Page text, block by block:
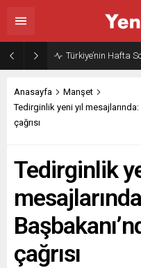
Gazze’nin
Anasayfa
Manşet
Tedirginlik yeni yıl
çağrısı
Tedirginlik
çağrısı